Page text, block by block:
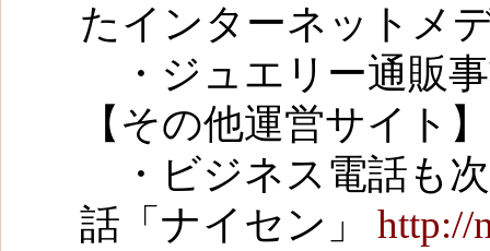
たインターネットメ
・ジュエリー通販
【その他運営サイト】
・ビジネス電話も
話「ナイセン」 http://